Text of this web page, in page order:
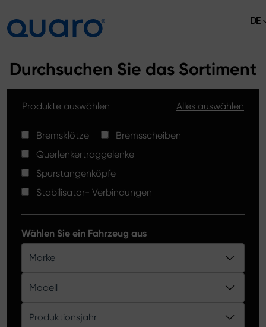
Bremsklötze
Bremsscheiben High Carbon
Spurstangenköpfe
Bremsklötze Silver Ceramic
Produktkatalog
Aktuelles
Verkaufsstellen
Kontakt
DE
Durchsuchen Sie das Sortiment
Produkte auswählen Alles auswählen
Bremsklötze
Bremsscheiben
Querlenkertraggelenke
Spurstangenköpfe
Stabilisator- Verbindungen
Wählen Sie ein Fahrzeug aus
Marke
Modell
Produktionsjahr